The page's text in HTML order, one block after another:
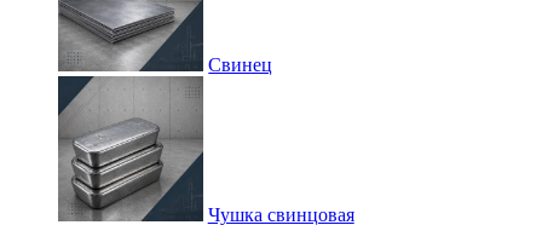
Свинец
Чушка свинцовая